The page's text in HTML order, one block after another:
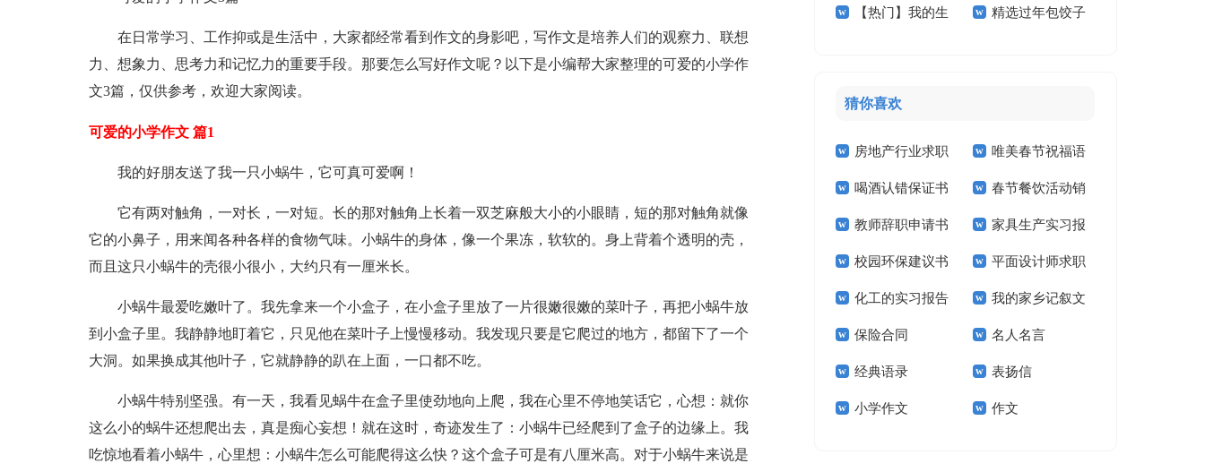
在日常学习、工作抑或是生活中，大家都经常看到作文的身影吧，写作文是培养人们的观察力、联想
力、想象力、思考力和记忆力的重要手段。那要怎么写好作文呢？以下是小编帮大家整理的可爱的小学作
文3篇，仅供参考，欢迎大家阅读。
可爱的小学作文 篇1
我的好朋友送了我一只小蜗牛，它可真可爱啊！
它有两对触角，一对长，一对短。长的那对触角上长着一双芝麻般大小的小眼睛，短的那对触角就像
它的小鼻子，用来闻各种各样的食物气味。小蜗牛的身体，像一个果冻，软软的。身上背着个透明的壳，
而且这只小蜗牛的壳很小很小，大约只有一厘米长。
小蜗牛最爱吃嫩叶了。我先拿来一个小盒子，在小盒子里放了一片很嫩很嫩的菜叶子，再把小蜗牛放
到小盒子里。我静静地盯着它，只见他在菜叶子上慢慢移动。我发现只要是它爬过的地方，都留下了一个
大洞。如果换成其他叶子，它就静静的趴在上面，一口都不吃。
小蜗牛特别坚强。有一天，我看见蜗牛在盒子里使劲地向上爬，我在心里不停地笑话它，心想：就你
这么小的蜗牛还想爬出去，真是痴心妄想！就在这时，奇迹发生了：小蜗牛已经爬到了盒子的边缘上。我
吃惊地看着小蜗牛，心里想：小蜗牛怎么可能爬得这么快？这个盒子可是有八厘米高。对于小蜗牛来说是
文400字3篇 学作文汇编九篇
【热门】我的生 精选过年包饺子
猜你喜欢
房地产行业求职
信
唯美春节祝福语
喝酒认错保证书 春节餐饮活动销
售工作计划
教师辞职申请书 家具生产实习报
告
校园环保建议书 平面设计师求职
信14篇
化工的实习报告 我的家乡记叙文
15篇
保险合同 名人名言
经典语录 表扬信
小学作文 作文